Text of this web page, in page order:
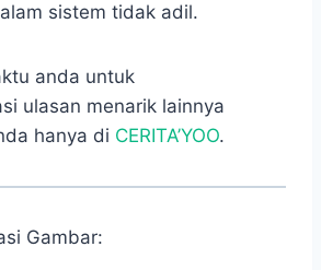
sistem tidak adil.
anda untuk
ulasan menarik lainnya
hanya di CERITA’YOO.
Gambar: